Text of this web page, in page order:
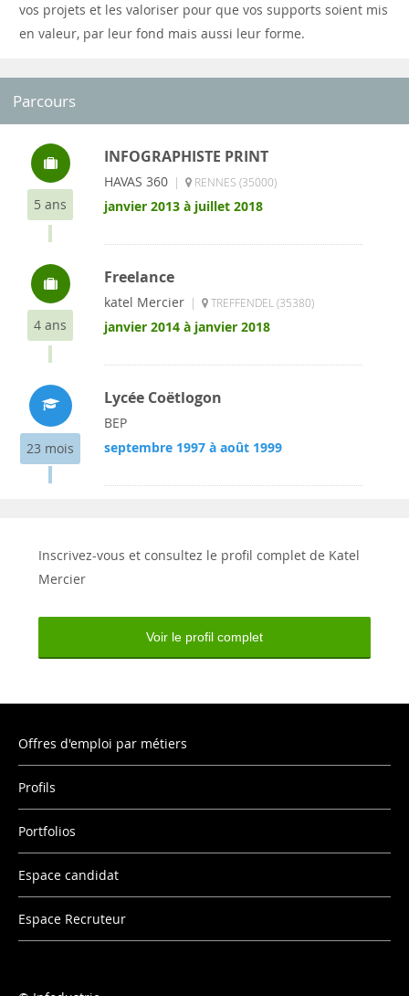
vos projets et les valoriser pour que vos supports soient mis
en valeur, par leur fond mais aussi leur forme.
Parcours
5 ans
INFOGRAPHISTE PRINT
HAVAS 360 | RENNES (35000)
janvier 2013 à juillet 2018
4 ans
Freelance
katel Mercier | TREFFENDEL (35380)
janvier 2014 à janvier 2018
23 mois
Lycée Coëtlogon
BEP
septembre 1997 à août 1999
Inscrivez-vous et consultez le profil complet de Katel
Mercier
Voir le profil complet
Offres d'emploi par métiers
Profils
Portfolios
Espace candidat
Espace Recruteur